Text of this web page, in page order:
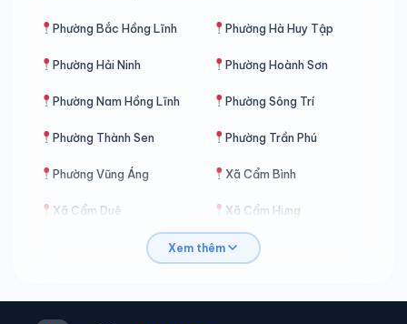
Phường Bắc Hồng Lĩnh Phường Hà Huy Tập
Phường Hải Ninh Phường Hoành Sơn
Phường Nam Hồng Lĩnh Phường Sông Trí
Phường Thành Sen Phường Trần Phú
Phường Vũng Áng Xã Cẩm Bình
Xã Cẩm Duệ Xã Cẩm Hưng
Xã Cẩm Trung
Xã Cổ Đạm
Xem thêm